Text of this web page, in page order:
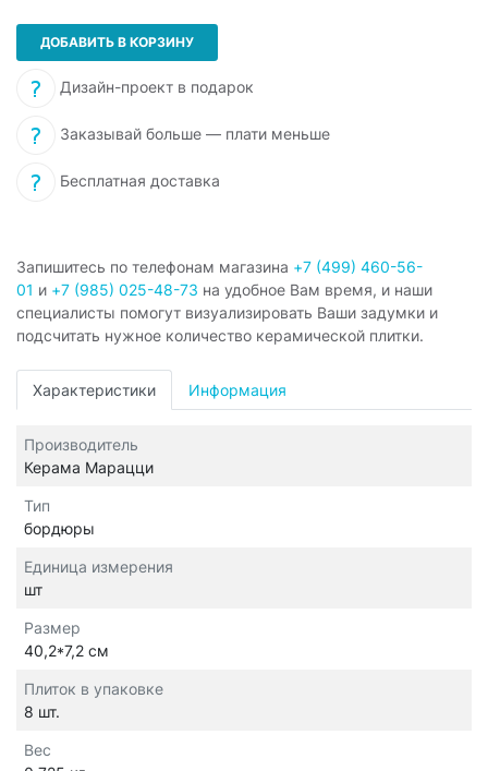
ДОБАВИТЬ В КОРЗИНУ
Дизайн-проект в подарок
Заказывай больше — плати меньше
Бесплатная доставка
Запишитесь по телефонам магазина +7 (499) 460-56-
01 и +7 (985) 025-48-73 на удобное Вам время, и наши
специалисты помогут визуализировать Ваши задумки и
подсчитать нужное количество керамической плитки.
Характеристики Информация
Производитель
Керама Марацци
Тип
бордюры
Единица измерения
шт
Размер
40,2*7,2 см
Плиток в упаковке
8 шт.
Вес